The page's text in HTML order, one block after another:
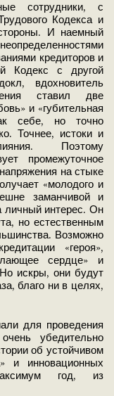
сотрудники, с
Кодекса и
И наемный
кредиторов и
Кодекс с другой
вдохновитель
ставил две
и «губительная
себе, но точно
Точнее, истоки и
Поэтому
промежуточное
на стыке
«молодого и
заманчивой и
личный интерес. Он
но естественным
Возможно
«героя»,
сердце» и
искры, они будут
благо ни в целях,
для проведения
убедительно
об устойчивом
и инновационных
год, из